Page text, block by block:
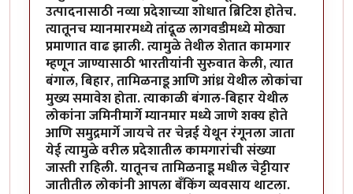
उत्पादनासाठी नव्या प्रदेशाच्या शोधात ब्रिटिश होतेच.
त्यातूनच म्यानमारमध्ये तांदूळ लागवडीमध्ये मोठ्या
प्रमाणात वाढ झाली. त्यामुळे तेथील शेतात कामगार
म्हणून जाण्यासाठी भारतीयांनी सुरुवात केली, त्यात
बंगाल, बिहार, तामिळनाडू आणि आंध्र येथील लोकांचा
मुख्य समावेश होता. त्याकाळी बंगाल-बिहार येथील
लोकांना जमिनीमार्गे म्यानमार मध्ये जाणे शक्य होते
आणि समुद्रमार्गे जायचे तर चेन्नई येथून रंगूनला जाता
येई त्यामुळे वरील प्रदेशातील कामगारांची संख्या
जास्ती राहिली. यातूनच तामिळनाडू मधील चेट्टीयार
जातीतील लोकांनी आपला बँकिंग व्यवसाय थाटला.